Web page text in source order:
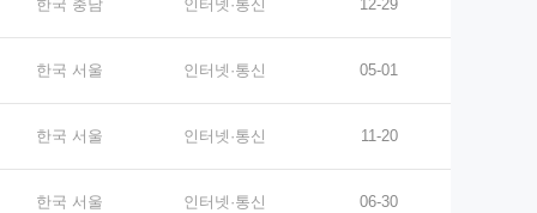
한국 충남 인터넷·통신 12-29
한국 서울 인터넷·통신 05-01
한국 서울 인터넷·통신 11-20
한국 서울 인터넷·통신 06-30